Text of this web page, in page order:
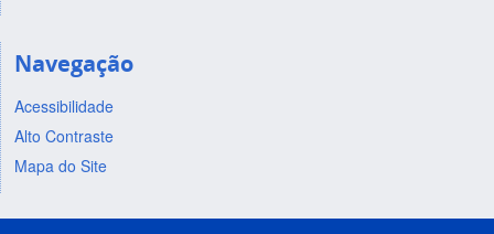
Navegação
Acessibilidade
Alto Contraste
Mapa do Site